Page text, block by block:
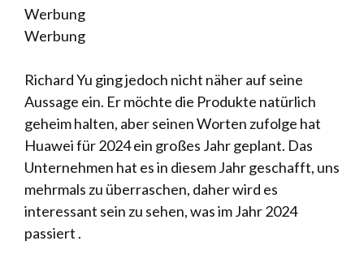
Werbung
Werbung
Richard Yu ging jedoch nicht näher auf seine
Aussage ein. Er möchte die Produkte natürlich
geheim halten, aber seinen Worten zufolge hat
Huawei für 2024 ein großes Jahr geplant. Das
Unternehmen hat es in diesem Jahr geschafft, uns
mehrmals zu überraschen, daher wird es
interessant sein zu sehen, was im Jahr 2024
passiert .